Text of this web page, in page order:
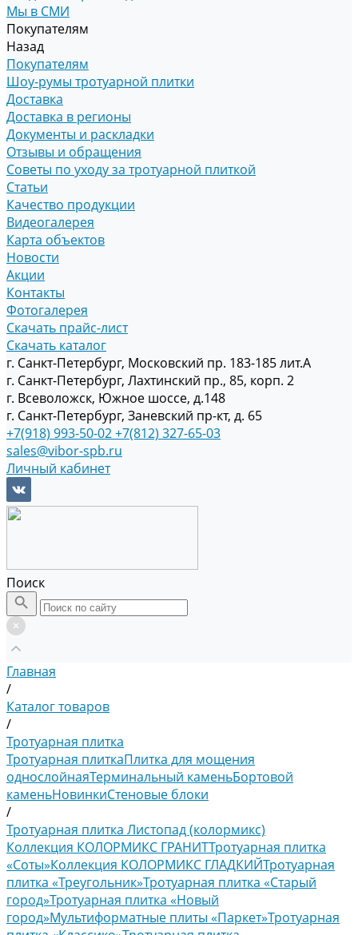
Мы в СМИ
Покупателям
Назад
Покупателям
Шоу-румы тротуарной плитки
Доставка
Доставка в регионы
Документы и раскладки
Отзывы и обращения
Советы по уходу за тротуарной плиткой
Статьи
Качество продукции
Видеогалерея
Карта объектов
Новости
Акции
Контакты
Фотогалерея
Скачать прайс-лист
Скачать каталог
г. Санкт-Петербург, Московский пр. 183-185 лит.А
г. Санкт-Петербург, Лахтинский пр., 85, корп. 2
г. Всеволожск, Южное шоссе, д.148
г. Санкт-Петербург, Заневский пр-кт, д. 65
+7(918) 993-50-02+7(812) 327-65-03
sales@vibor-spb.ru
Личный кабинет
Поиск
Главная
/
Каталог товаров
/
Тротуарная плитка
Тротуарная плиткаПлитка для мощения
однослойнаяТерминальный каменьБортовой
каменьНовинкиСтеновые блоки
/
Тротуарная плитка Листопад (колормикс)
Коллекция КОЛОРМИКС ГРАНИТТротуарная плитка
«Соты»Коллекция КОЛОРМИКС ГЛАДКИЙТротуарная
плитка «Треугольник»Тротуарная плитка «Старый
город»Тротуарная плитка «Новый
город»Мультиформатные плиты «Паркет»Тротуарная